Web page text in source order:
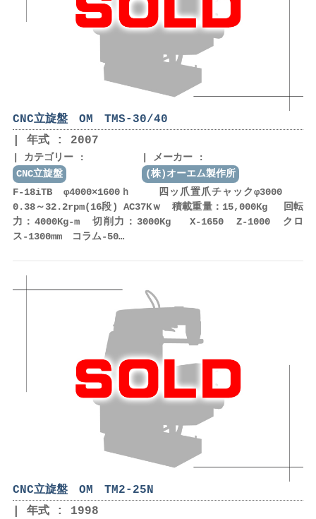
CNC立旋盤 OM TMS-30/40
年式 : 2007
カテゴリー :
CNC立旋盤
メーカー :
(株)オーエム製作所
F-18iTB φ4000×1600ｈ 四ッ爪置爪チャックφ3000
0.38～32.2rpm(16段) AC37Kｗ 積載重量：15,000Kg 回転
力：4000Kg-m 切削力：3000Kg X-1650 Z-1000 クロ
ス-1300mm コラム-50…
CNC立旋盤 OM TM2-25N
年式 : 1998